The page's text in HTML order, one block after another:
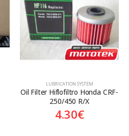
LUBRICATION SYSTEM
Oil Filter Hiflofiltro Honda CRF-
250/450 R/X
4.30€